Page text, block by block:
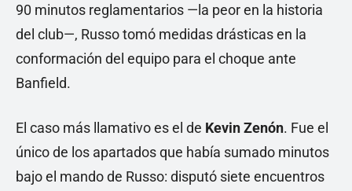
90 minutos reglamentarios —la peor en la historia
del club—, Russo tomó medidas drásticas en la
conformación del equipo para el choque ante
Banfield.
El caso más llamativo es el de Kevin Zenón. Fue el
único de los apartados que había sumado minutos
bajo el mando de Russo: disputó siete encuentros